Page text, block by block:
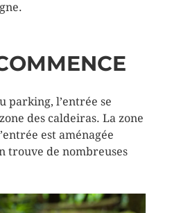
parking, l’entrée se
des caldeiras. La zone
est aménagée
trouve de nombreuses